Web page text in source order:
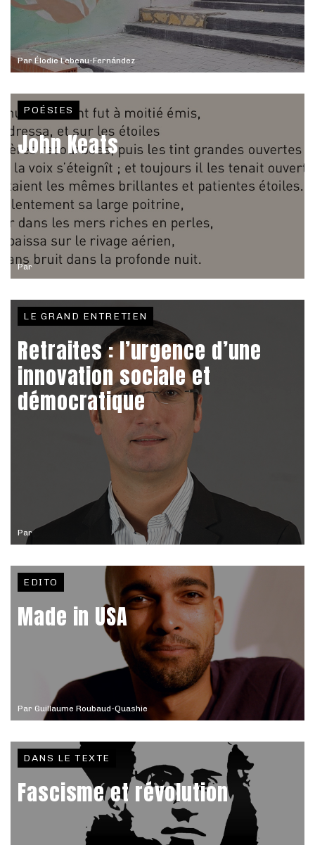
Par Élodie Lebeau-Fernández
Par
POÉSIES
John Keats
Par
LE GRAND ENTRETIEN
Retraites : l’urgence d’une
innovation sociale et
démocratique
Par Guillaume Roubaud-Quashie
EDITO
Made in USA
DANS LE TEXTE
Fascisme et révolution